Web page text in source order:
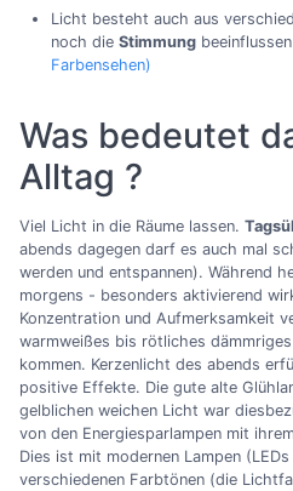
Licht besteht auch aus
noch die Stimmung
Farbensehen)
Was bedeutet
Alltag ?
Viel Licht in die Räume lassen.
abends dagegen darf es auch mal
werden und entspannen). Während
morgens - besonders aktivierend
Konzentration und Aufmerksamkeit
warmweißes bis rötliches
kommen. Kerzenlicht des abends
positive Effekte. Die gute alte
gelblichen weichen Licht war
von den Energiesparlampen mit
Dies ist mit modernen Lampen
verschiedenen Farbtönen (die